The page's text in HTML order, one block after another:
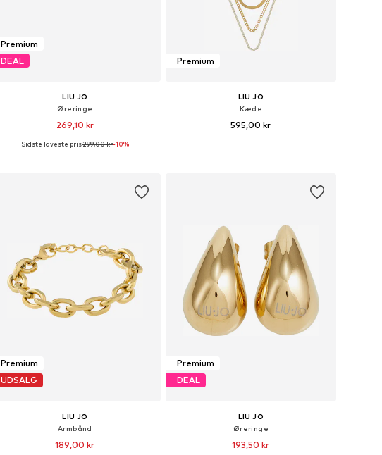
Premium
DEAL
LIU JO
Øreringe
269,10 kr
Tilgængelige størrelser: One Size
Sidste laveste pris:299,00 kr-10%
Premium
LIU JO
Kæde
595,00 kr
Premium
UDSALG
LIU JO
Armbånd
189,00 kr
Premium
DEAL
LIU JO
Øreringe
193,50 kr